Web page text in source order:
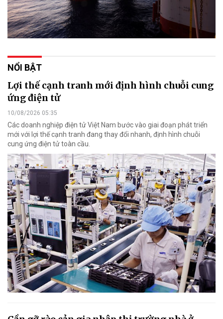
NỔI BẬT
Lợi thế cạnh tranh mới định hình chuỗi cung
ứng điện tử
10/08/2026 05:35
Các doanh nghiệp điện tử Việt Nam bước vào giai đoạn phát triển
mới với lợi thế cạnh tranh đang thay đổi nhanh, định hình chuỗi
cung ứng điện tử toàn cầu.